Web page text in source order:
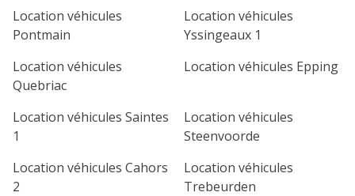
Location véhicules
Pontmain
Location véhicules
Yssingeaux 1
Location véhicules
Quebriac
Location véhicules Epping
Location véhicules Saintes
1
Location véhicules
Steenvoorde
Location véhicules Cahors
2
Location véhicules
Trebeurden